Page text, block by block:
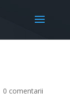
0 comentarii